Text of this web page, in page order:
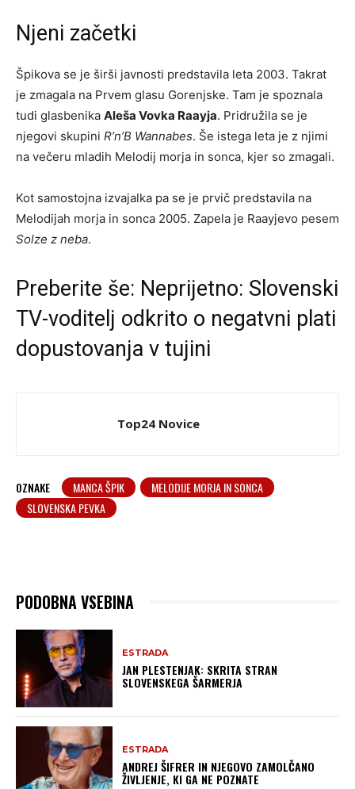
Njeni začetki
Špikova se je širši javnosti predstavila leta 2003. Takrat
je zmagala na Prvem glasu Gorenjske. Tam je spoznala
tudi glasbenika Aleša Vovka Raayja. Pridružila se je
njegovi skupini R’n’B Wannabes. Še istega leta je z njimi
na večeru mladih Melodij morja in sonca, kjer so zmagali.
Kot samostojna izvajalka pa se je prvič predstavila na
Melodijah morja in sonca 2005. Zapela je Raayjevo pesem
Solze z neba.
Preberite še: Neprijetno: Slovenski
TV-voditelj odkrito o negatvni plati
dopustovanja v tujini
Top24 Novice
OZNAKE MANCA ŠPIK
MELODIJE MORJA IN SONCA
SLOVENSKA PEVKA
PODOBNA VSEBINA
ESTRADA
JAN PLESTENJAK: SKRITA STRAN
SLOVENSKEGA ŠARMERJA
ESTRADA
ANDREJ ŠIFRER IN NJEGOVO ZAMOLČANO
ŽIVLJENJE, KI GA NE POZNATE